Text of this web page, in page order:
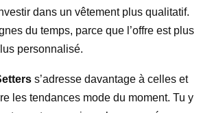
dans un vêtement plus qualitatif.
du temps, parce que l’offre est plus
personnalisé.
s’adresse davantage à celles et
les tendances mode du moment. Tu y